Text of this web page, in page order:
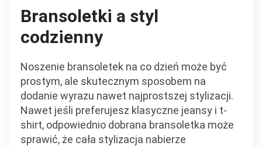
Bransoletki a styl
codzienny
Noszenie bransoletek na co dzień może być
prostym, ale skutecznym sposobem na
dodanie wyrazu nawet najprostszej stylizacji.
Nawet jeśli preferujesz klasyczne jeansy i t-
shirt, odpowiednio dobrana bransoletka może
sprawić, że cała stylizacja nabierze